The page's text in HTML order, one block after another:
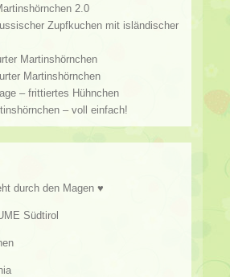
2.0
Zupfkuchen mit isländischer
Martinshörnchen
Martinshörnchen
– frittiertes Hühnchen
– voll einfach!
durch den Magen ♥
Südtirol